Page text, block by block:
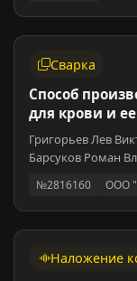
Сварка
Способ
для крови и
Григорьев Лев
Барсуков Роман
№2816160 ООО
Наложение